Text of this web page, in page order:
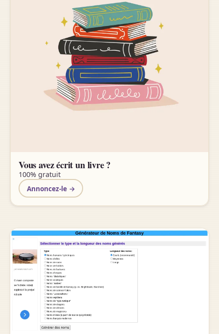
Vous avez écrit un livre ?
100% gratuit
Annoncez-le →